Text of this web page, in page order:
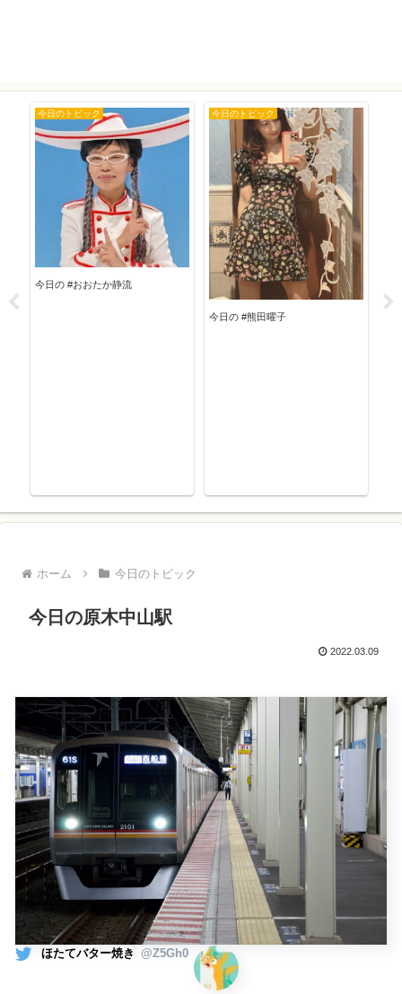
今日のトピック
今日の #おおたか静流
今日のトピック
今日の #熊田曜子
ホーム 今日のトピック
今日の原木中山駅
2022.03.09
ほたてバター焼き @Z5Gh0